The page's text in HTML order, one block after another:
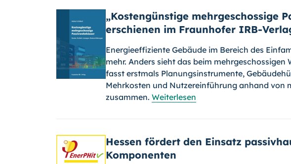
„Kostengünstige mehrgeschossige
erschienen im Fraunhofer IRB-
Energieeffiziente Gebäude im Bereich des
mehr. Anders sieht das beim mehrgeschossigen
fasst erstmals Planungsinstrumente,
Mehrkosten und Nutzereinführung anhand von
zusammen. Weiterlesen
Hessen fördert den Einsatz
Komponenten